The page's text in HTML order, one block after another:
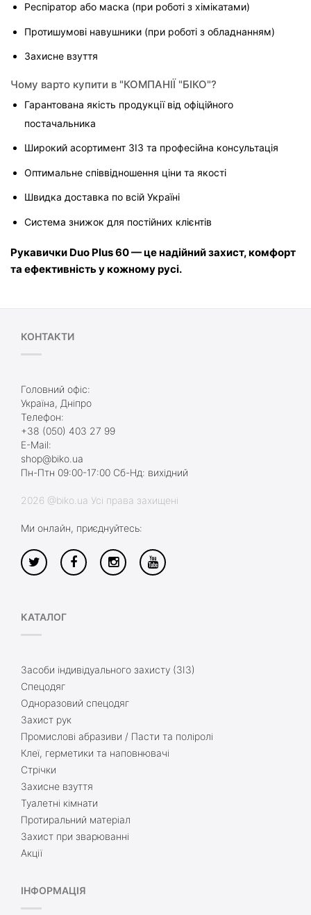
Респіратор або маска (при роботі з хімікатами)
Протишумові навушники (при роботі з обладнанням)
Захисне взуття
Чому варто купити в "КОМПАНІЇ "БІКО"?
Гарантована якість продукції від офіційного
постачальника
Широкий асортимент ЗІЗ та професійна консультація
Оптимальне співвідношення ціни та якості
Швидка доставка по всій Україні
Система знижок для постійних клієнтів
Рукавички Duo Plus 60 — це надійний захист, комфорт
та ефективність у кожному русі.
КОНТАКТИ
Головний офіс:
Україна, Дніпро
Телефон:
+38 (050) 403 27 99
E-Mail:
shop@biko.ua
Пн-Птн 09:00-17:00 Сб-Нд: вихідний
2026 @biko.ua Усі права захищені
Ми онлайн, приєднуйтесь:
КАТАЛОГ
Засоби індивідуального захисту (ЗІЗ)
Спецодяг
Одноразовий спецодяг
Захист рук
Промислові абразиви / Пасти та поліролі
Клеї, герметики та наповнювачі
Стрічки
Захисне взуття
Туалетні кімнати
Протиральний матеріал
Захист при зварюванні
Акції
ІНФОРМАЦІЯ